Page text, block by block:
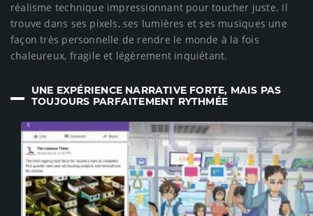
réalisme technique impressionnant pour toucher juste. Il
trouve dans ses pixels, ses lumières et ses musiques une
façon très personnelle de rendre le monde à la fois
chaleureux, fragile et légèrement inquiétant.
UNE EXPÉRIENCE NARRATIVE FORTE, MAIS PAS
TOUJOURS PARFAITEMENT RYTHMÉE